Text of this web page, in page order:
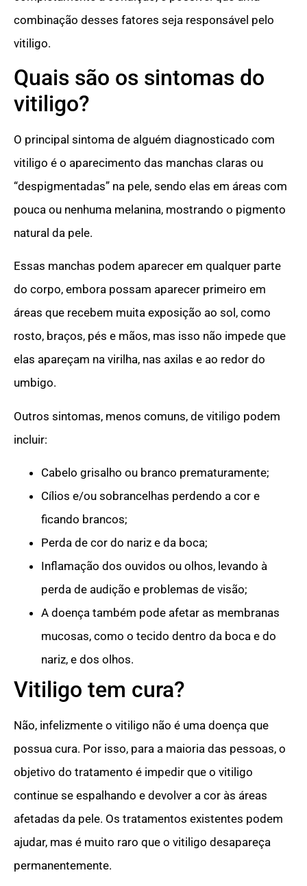
combinação desses fatores seja responsável pelo
vitiligo.
Quais são os sintomas do
vitiligo?
O principal sintoma de alguém diagnosticado com
vitiligo é o aparecimento das manchas claras ou
“despigmentadas” na pele, sendo elas em áreas com
pouca ou nenhuma melanina, mostrando o pigmento
natural da pele.
Essas manchas podem aparecer em qualquer parte
do corpo, embora possam aparecer primeiro em
áreas que recebem muita exposição ao sol, como
rosto, braços, pés e mãos, mas isso não impede que
elas apareçam na virilha, nas axilas e ao redor do
umbigo.
Outros sintomas, menos comuns, de vitiligo podem
incluir:
Cabelo grisalho ou branco prematuramente;
Cílios e/ou sobrancelhas perdendo a cor e
ficando brancos;
Perda de cor do nariz e da boca;
Inflamação dos ouvidos ou olhos, levando à
perda de audição e problemas de visão;
A doença também pode afetar as membranas
mucosas, como o tecido dentro da boca e do
nariz, e dos olhos.
Vitiligo tem cura?
Não, infelizmente o vitiligo não é uma doença que
possua cura. Por isso, para a maioria das pessoas, o
objetivo do tratamento é impedir que o vitiligo
continue se espalhando e devolver a cor às áreas
afetadas da pele. Os tratamentos existentes podem
ajudar, mas é muito raro que o vitiligo desapareça
permanentemente.